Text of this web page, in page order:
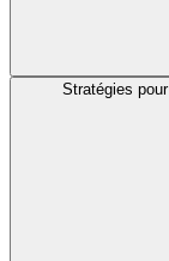
Stratégies